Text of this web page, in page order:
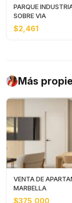
PARQUE
SOBRE VIA
$2,461
Más
VENTA DE
MARBELLA
$375,000